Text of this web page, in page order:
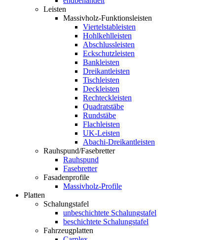
Leisten
Massivholz-Funktionsleisten
Viertelstableisten
Hohlkehlleisten
Abschlussleisten
Eckschutzleisten
Bankleisten
Dreikantleisten
Tischleisten
Deckleisten
Rechteckleisten
Quadratstäbe
Rundstäbe
Flachleisten
UK-Leisten
Abachi-Dreikantleisten
Rauhspund/Fasebretter
Rauhspund
Fasebretter
Fasadenprofile
Massivholz-Profile
Platten
Schalungstafel
unbeschichtete Schalungstafel
beschichtete Schalungstafel
Fahrzeugplatten